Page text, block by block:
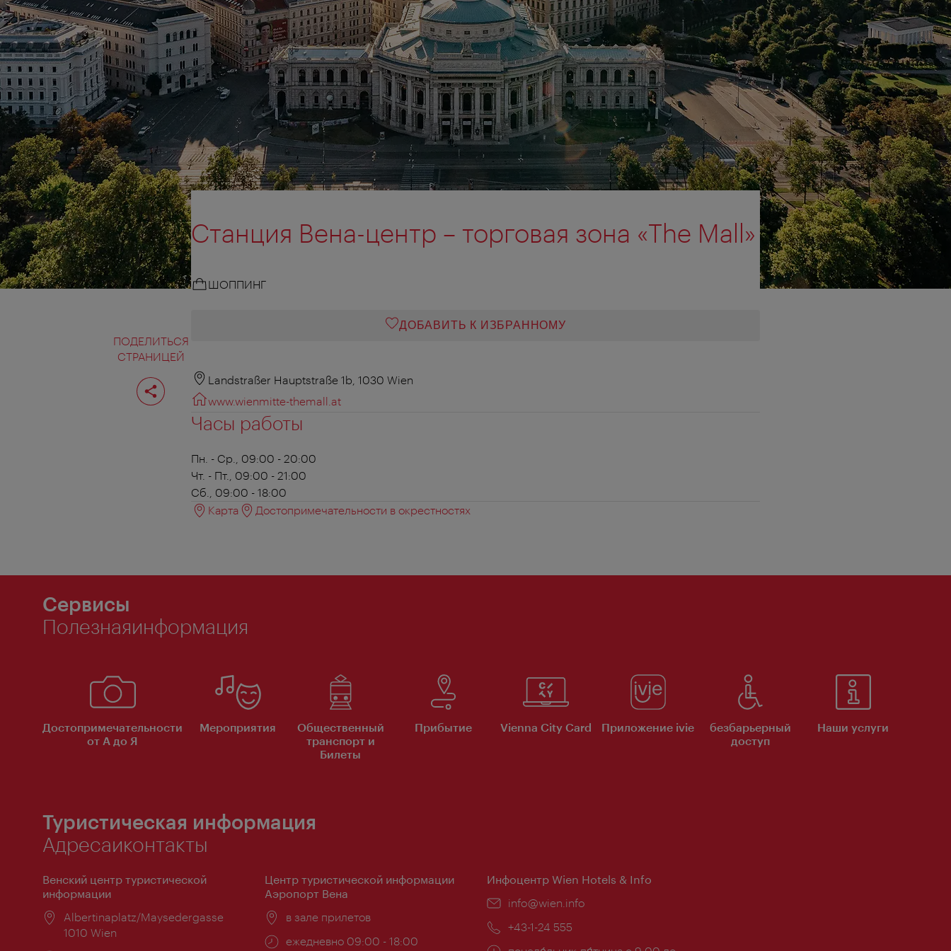
ПОДЕЛИТЬСЯ
СТРАНИЦЕЙ
Поделиться
страницей
Станция Вена-центр – торговая зона «The Mall»
ШОППИНГ
ДОБАВИТЬ К ИЗБРАННОМУ
Landstraßer Hauptstraße 1b, 1030 Wien
www.wienmitte-themall.at
Часы работы
Пн. - Ср., 09:00 - 20:00
Чт. - Пт., 09:00 - 21:00
Сб., 09:00 - 18:00
Карта
Достопримечательности в окрестностях
Сервисы
Полезнаяинформация
Достопримечательности
от А до Я
Мероприятия
Общественный
транспорт и
Билеты
Прибытие Vienna City Card Приложение ivie
безбарьерный
доступ
Наши услуги
Туристическая информация
Адресаиконтакты
Венский центр туристической
информации
Расположение:
Albertinaplatz/Maysedergasse
1010 Wien
Центр туристической информации
Аэропорт Вена
Расположение:
в зале прилетов
Часы
ежедневно 09:00 - 18:00
Инфоцентр Wien Hotels & Info
Эл.
info@wien.info
Телефон:
+43-1-24 555